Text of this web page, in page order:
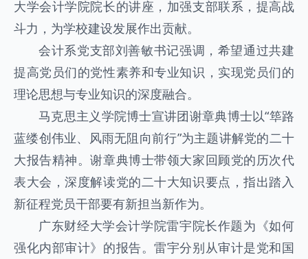
大学会计学院院长的讲座，加强支部联系，提高战
斗力，为学校建设发展作出贡献。
会计系党支部刘善敏书记强调，希望通过共建
提高党员们的党性素养和专业知识，实现党员们的
理论思想与专业知识的深度融合。
马克思主义学院博士宣讲团谢章典博士以“筚路
蓝缕创伟业、风雨无阻向前行”为主题讲解党的二十
大报告精神。谢章典博士带领大家回顾党的历次代
表大会，深度解读党的二十大知识要点，指出踏入
新征程党员干部要有新担当新作为。
广东财经大学会计学院雷宇院长作题为《如何
强化内部审计》的报告。雷宇分别从审计是党和国